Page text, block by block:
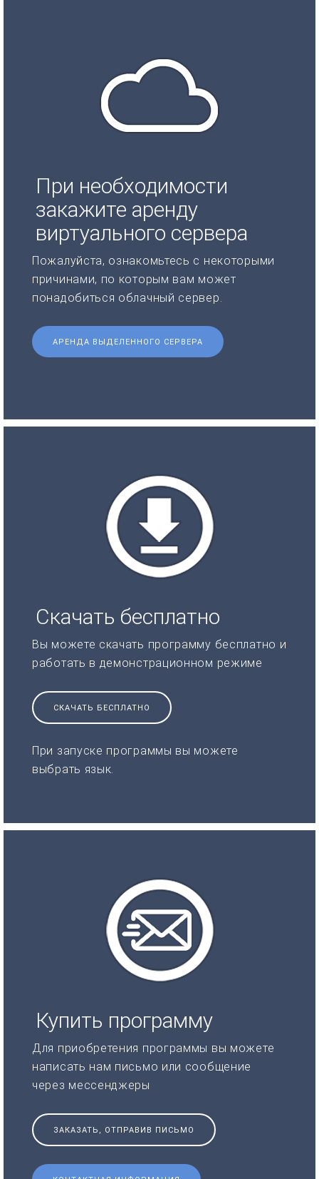
При необходимости
закажите аренду
виртуального сервера
Пожалуйста, ознакомьтесь с некоторыми
причинами, по которым вам может
понадобиться облачный сервер.
АРЕНДА ВЫДЕЛЕННОГО СЕРВЕРА
Скачать бесплатно
Вы можете скачать программу бесплатно и
работать в демонстрационном режиме
СКАЧАТЬ БЕСПЛАТНО
При запуске программы вы можете
выбрать язык.
Купить программу
Для приобретения программы вы можете
написать нам письмо или сообщение
через мессенджеры
ЗАКАЗАТЬ, ОТПРАВИВ ПИСЬМО